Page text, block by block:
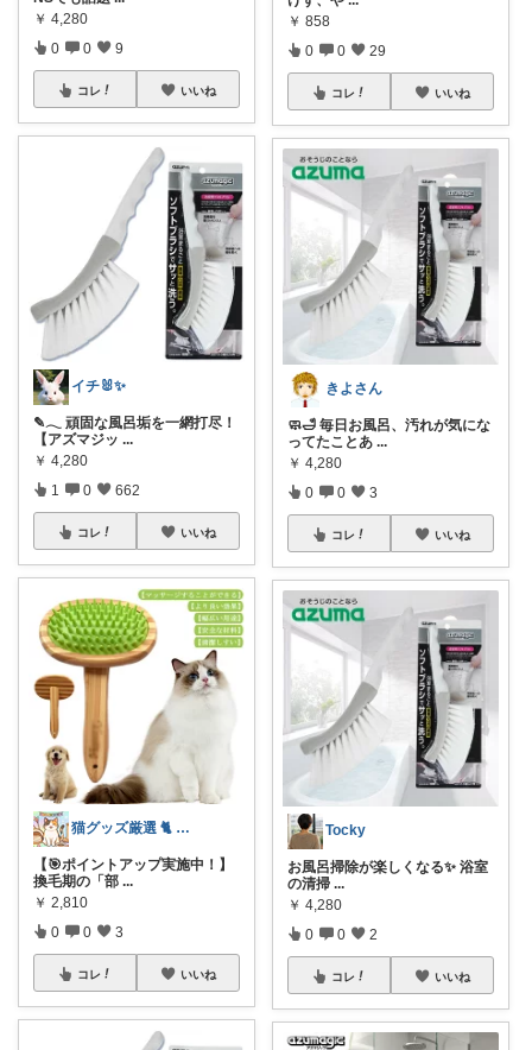
￥ 4,280
0 0 9
コレ いいね
イチ🐰✨
✎𓂃 頑固な風呂垢を一網打尽！
【アズマジッ ...
￥ 4,280
1 0 662
コレ いいね
猫グッズ厳選 🐈 にゃん具市場 🌈
【🎯ポイントアップ実施中！】
換毛期の「部 ...
￥ 2,810
0 0 3
コレ いいね
￥ 858
0 0 29
コレ いいね
きよさん
🧼🛁 毎日お風呂、汚れが気にな
ってたことあ ...
￥ 4,280
0 0 3
コレ いいね
Tocky
お風呂掃除が楽しくなる✨ 浴室
の清掃 ...
￥ 4,280
0 0 2
コレ いいね